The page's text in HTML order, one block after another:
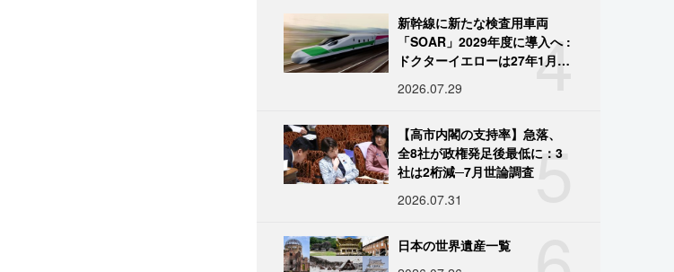
4
新幹線に新たな検査用車両
「SOAR」2029年度に導入へ :
ドクターイエローは27年1月に
2026.07.29
5
【高市内閣の支持率】急落、
全8社が政権発足後最低に：3
社は2桁減─7月世論調査
2026.07.31
日本の世界遺産一覧